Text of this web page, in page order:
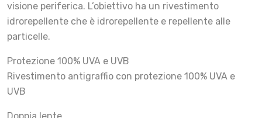
visione periferica. L’obiettivo ha un rivestimento
idrorepellente che è idrorepellente e repellente alle
particelle.
Protezione 100% UVA e UVB
Rivestimento antigraffio con protezione 100% UVA e
UVB